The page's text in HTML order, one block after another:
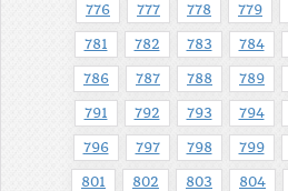
776 777 778 779
781 782 783 784
786 787 788 789
791 792 793 794
796 797 798 799
801 802 803 804